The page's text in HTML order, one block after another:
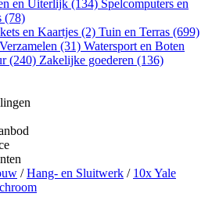
en Uiterlijk (134) Spelcomputers en
(78)
en Kaartjes (2) Tuin en Terras (699)
Verzamelen (31) Watersport en Boten
(240) Zakelijke goederen (136)
/Hang- en Sluitwerk / 10x Yale